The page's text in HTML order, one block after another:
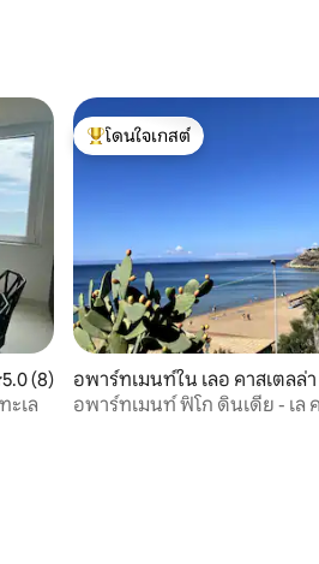
แนนเฉลี่ย 5.0 จาก 5, 8 รีวิว
5.0 (8)
ะเล
โดนใจเกสต์ที่สุด
โดนใจเกสต์
อพาร์ทเมนท์ใน เลอ คาสเตลล่า
อพาร์ทเมนท์ ฟิโก ดินเดีย - เล